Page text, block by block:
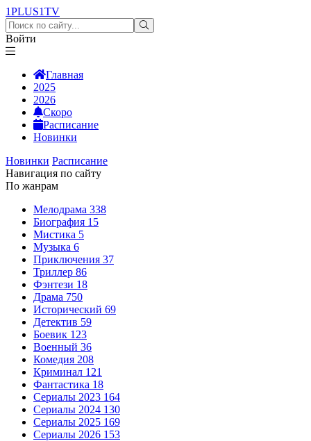
1PLUS1TV
Войти
Главная
2025
2026
Скоро
Расписание
Новинки
Новинки Расписание
Навигация по сайту
По жанрам
Мелодрама 338
Биография 15
Мистика 5
Музыка 6
Приключения 37
Триллер 86
Фэнтези 18
Драма 750
Исторический 69
Детектив 59
Боевик 123
Военный 36
Комедия 208
Криминал 121
Фантастика 18
Сериалы 2023 164
Сериалы 2024 130
Сериалы 2025 169
Сериалы 2026 153